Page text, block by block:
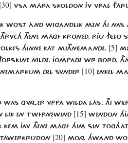
[30] VSA MÁRA SKOLDON JV VRAL
WOST ÀND WIGANDLIK MEN HI NAS
THENE MÁGÍ KRONED. RJU
HINNE KÁT MITHNÉMANDE. [5]
NILDE. JOMPADE WR BORD.
DEL SVNDER [10] ENKEL
WAS GVNG-ER VPPA WILDA LÁS. THI
LIK EN TWÍRNEWIND [15] WENDON
JAV THENE MÁGÍ HIM SIN
[20] MONG. HWAND